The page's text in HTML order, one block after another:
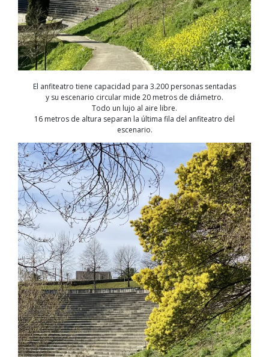
El anfiteatro tiene capacidad para 3.200 personas sentadas
y su escenario circular mide 20 metros de diámetro.
Todo un lujo al aire libre.
16 metros de altura separan la última fila del anfiteatro del
escenario.